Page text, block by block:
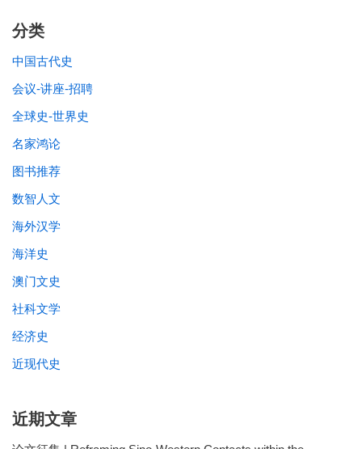
分类
中国古代史
会议-讲座-招聘
全球史-世界史
名家鸿论
图书推荐
数智人文
海外汉学
海洋史
澳门文史
社科文学
经济史
近现代史
近期文章